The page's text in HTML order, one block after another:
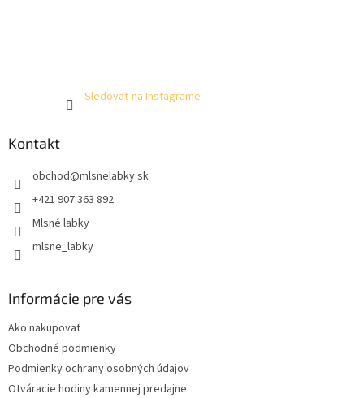
Sledovať na Instagrame
Kontakt
obchod@mlsnelabky.sk
+421 907 363 892
Mlsné labky
mlsne_labky
Informácie pre vás
Ako nakupovať
Obchodné podmienky
Podmienky ochrany osobných údajov
Otváracie hodiny kamennej predajne